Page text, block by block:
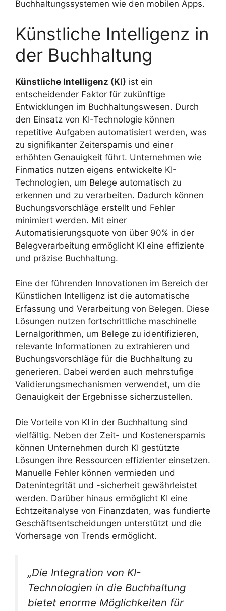
Buchhaltungssystemen wie den mobilen Apps.
Künstliche Intelligenz in
der Buchhaltung
Künstliche Intelligenz (KI) ist ein
entscheidender Faktor für zukünftige
Entwicklungen im Buchhaltungswesen. Durch
den Einsatz von KI-Technologie können
repetitive Aufgaben automatisiert werden, was
zu signifikanter Zeitersparnis und einer
erhöhten Genauigkeit führt. Unternehmen wie
Finmatics nutzen eigens entwickelte KI-
Technologien, um Belege automatisch zu
erkennen und zu verarbeiten. Dadurch können
Buchungsvorschläge erstellt und Fehler
minimiert werden. Mit einer
Automatisierungsquote von über 90% in der
Belegverarbeitung ermöglicht KI eine effiziente
und präzise Buchhaltung.
Eine der führenden Innovationen im Bereich der
Künstlichen Intelligenz ist die automatische
Erfassung und Verarbeitung von Belegen. Diese
Lösungen nutzen fortschrittliche maschinelle
Lernalgorithmen, um Belege zu identifizieren,
relevante Informationen zu extrahieren und
Buchungsvorschläge für die Buchhaltung zu
generieren. Dabei werden auch mehrstufige
Validierungsmechanismen verwendet, um die
Genauigkeit der Ergebnisse sicherzustellen.
Die Vorteile von KI in der Buchhaltung sind
vielfältig. Neben der Zeit- und Kostenersparnis
können Unternehmen durch KI gestützte
Lösungen ihre Ressourcen effizienter einsetzen.
Manuelle Fehler können vermieden und
Datenintegrität und -sicherheit gewährleistet
werden. Darüber hinaus ermöglicht KI eine
Echtzeitanalyse von Finanzdaten, was fundierte
Geschäftsentscheidungen unterstützt und die
Vorhersage von Trends ermöglicht.
„Die Integration von KI-
Technologien in die Buchhaltung
bietet enorme Möglichkeiten für